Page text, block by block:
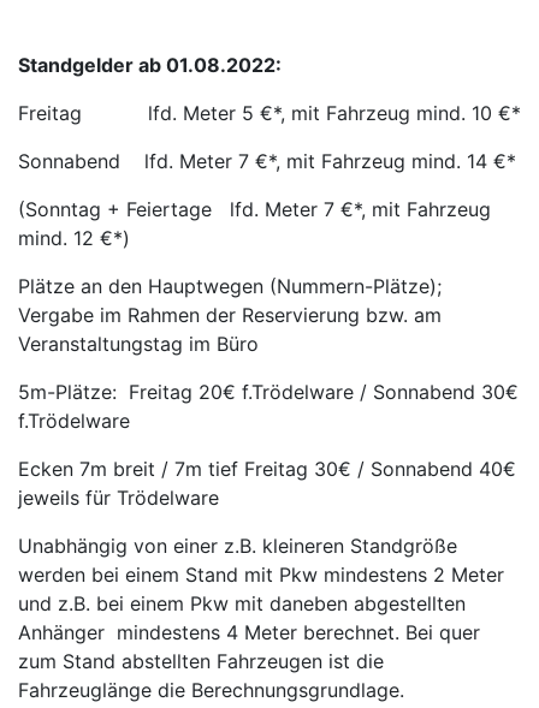
Standgelder ab 01.08.2022:
Freitag lfd. Meter 5 €*, mit Fahrzeug mind. 10 €*
Sonnabend lfd. Meter 7 €*, mit Fahrzeug mind. 14 €*
(Sonntag + Feiertage lfd. Meter 7 €*, mit Fahrzeug
mind. 12 €*)
Plätze an den Hauptwegen (Nummern-Plätze);
Vergabe im Rahmen der Reservierung bzw. am
Veranstaltungstag im Büro
5m-Plätze: Freitag 20€ f.Trödelware / Sonnabend 30€
f.Trödelware
Ecken 7m breit / 7m tief Freitag 30€ / Sonnabend 40€
jeweils für Trödelware
Unabhängig von einer z.B. kleineren Standgröße
werden bei einem Stand mit Pkw mindestens 2 Meter
und z.B. bei einem Pkw mit daneben abgestellten
Anhänger mindestens 4 Meter berechnet. Bei quer
zum Stand abstellten Fahrzeugen ist die
Fahrzeuglänge die Berechnungsgrundlage.